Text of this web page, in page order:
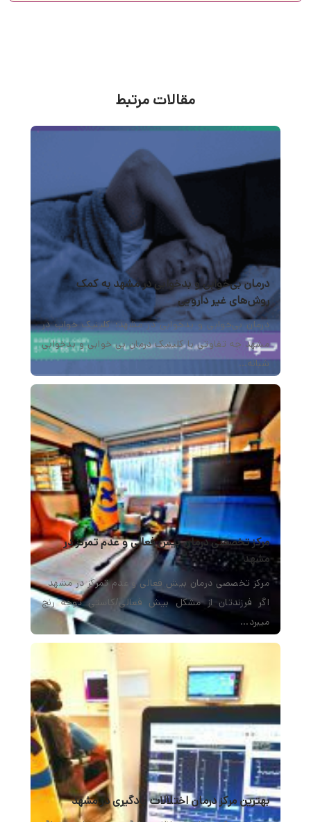
مقالات مرتبط
درمان بی‌خوابی و بدخوابی در مشهد به کمک
روش‌های غیر دارویی
درمان بی‌خوابی و بدخوابی در مشهد؛ کلینیک خواب در
مشهد چه تفاوتی با کلینیک درمان بی خوابی و بدخوابی
شبانه…
مرکز تخصصی درمان بیش فعالی و عدم تمرکز در
مشهد
مرکز تخصصی درمان بیش فعالی و عدم تمرکز در مشهد
اگر فرزندتان از مشکل بیش فعالی/کاستی توجه رنج
میبرد…
بهترین مرکز درمان اختلالات یادگیری در مشهد